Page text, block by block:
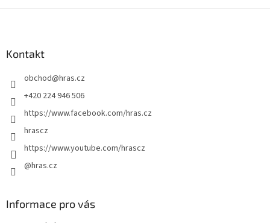
Kontakt
obchod@hras.cz
+420 224 946 506
https://www.facebook.com/hras.cz
hrascz
https://www.youtube.com/hrascz
@hras.cz
Informace pro vás